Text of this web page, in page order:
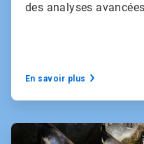
des analyses
En savoir plus
ArticleTile